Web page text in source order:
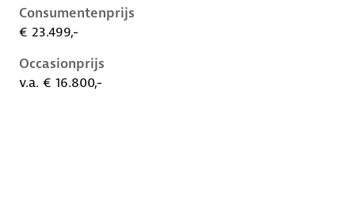
Consumentenprijs
€ 23.499,-
Occasionprijs
v.a. € 16.800,-